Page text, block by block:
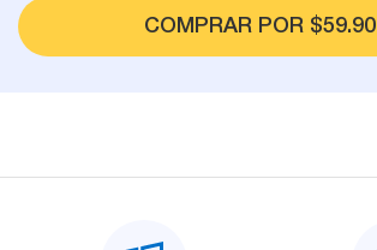
COMPRAR POR $59.90